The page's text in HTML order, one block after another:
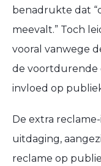
benadrukte dat
meevalt.” Toch
vooral vanwege
de voortdurende
invloed op
De extra
uitdaging,
reclame op